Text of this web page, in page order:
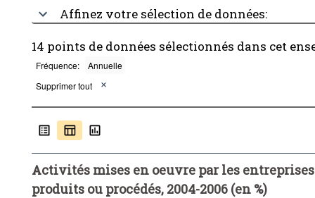
Affinez votre sélection de données:
14 points de données sélectionnés dans cet
Fréquence:
Annuelle
Supprimer tout
Activités mises en oeuvre par les
produits ou procédés, 2004-2006 (en %)